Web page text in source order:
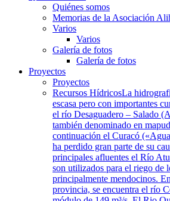
Quiénes somos
Memorias de la Asociación
Varios
Varios
Galería de fotos
Galería de fotos
Proyectos
Proyectos
Recursos HídricosLa
escasa pero con importantes
el río Desaguadero – Salado
también denominado en
continuación el Curacó
ha perdido gran parte de su
principales afluentes el Río
son utilizados para el riego de
principalmente mendocinos.
provincia, se encuentra el río